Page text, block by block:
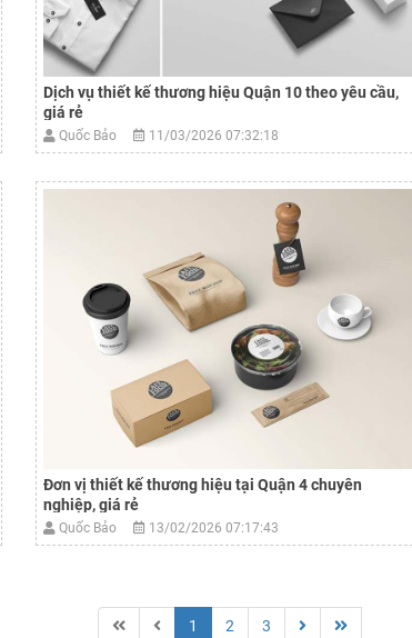
Dịch vụ thiết kế thương hiệu Quận 10 theo yêu cầu,
giá rẻ
Quốc Bảo 11/03/2026 07:32:18
Đơn vị thiết kế thương hiệu tại Quận 4 chuyên
nghiệp, giá rẻ
Quốc Bảo 13/02/2026 07:17:43
1 2 3